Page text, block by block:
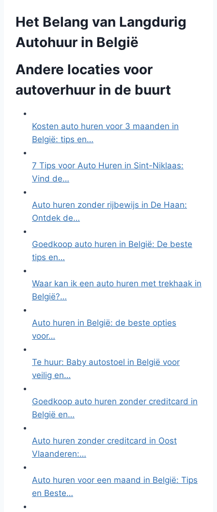
Het Belang van Langdurig
Autohuur in België
Andere locaties voor
autoverhuur in de buurt
Kosten auto huren voor 3 maanden in
België: tips en…
7 Tips voor Auto Huren in Sint-Niklaas:
Vind de…
Auto huren zonder rijbewijs in De Haan:
Ontdek de…
Goedkoop auto huren in België: De beste
tips en…
Waar kan ik een auto huren met trekhaak in
België?…
Auto huren in België: de beste opties
voor…
Te huur: Baby autostoel in België voor
veilig en…
Goedkoop auto huren zonder creditcard in
België en…
Auto huren zonder creditcard in Oost
Vlaanderen:…
Auto huren voor een maand in België: Tips
en Beste…